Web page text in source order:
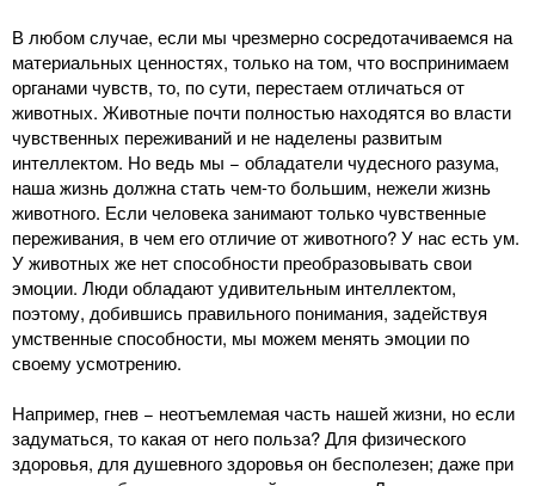
В любом случае, если мы чрезмерно сосредотачиваемся на
материальных ценностях, только на том, что воспринимаем
органами чувств, то, по сути, перестаем отличаться от
животных. Животные почти полностью находятся во власти
чувственных переживаний и не наделены развитым
интеллектом. Но ведь мы − обладатели чудесного разума,
наша жизнь должна стать чем-то большим, нежели жизнь
животного. Если человека занимают только чувственные
переживания, в чем его отличие от животного? У нас есть ум.
У животных же нет способности преобразовывать свои
эмоции. Люди обладают удивительным интеллектом,
поэтому, добившись правильного понимания, задействуя
умственные способности, мы можем менять эмоции по
своему усмотрению.
Например, гнев − неотъемлемая часть нашей жизни, но если
задуматься, то какая от него польза? Для физического
здоровья, для душевного здоровья он бесполезен; даже при